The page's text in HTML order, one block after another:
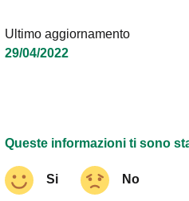
Ultimo aggiornamento
29/04/2022
Queste informazioni ti sono
Si No